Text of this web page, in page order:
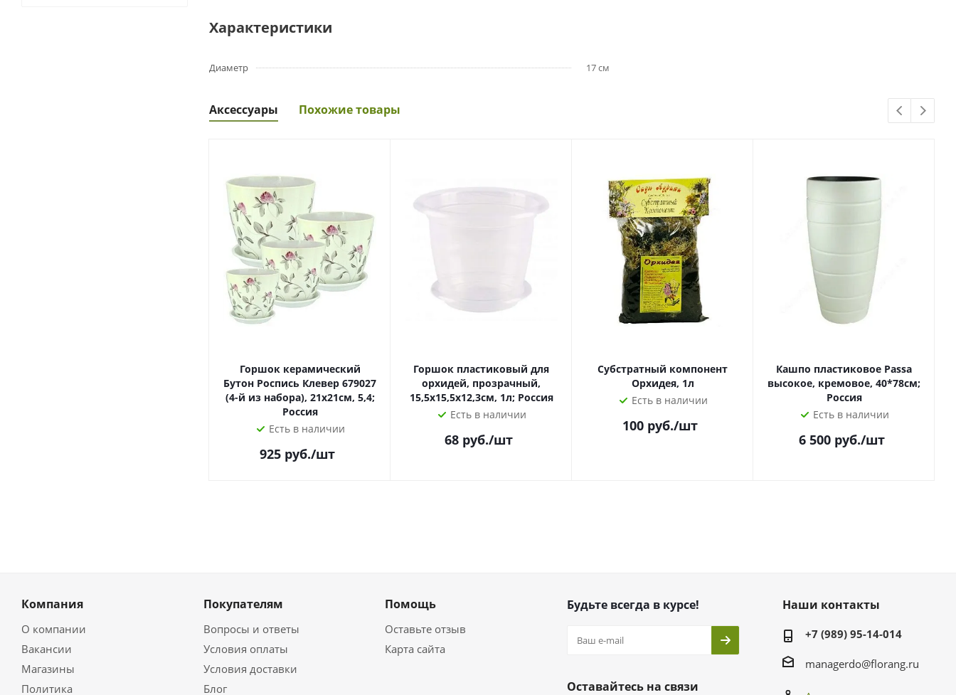
Характеристики
Диаметр 17 см
Аксессуары Похожие товары
Горшок керамический
Бутон Роспись Клевер 679027
(4-й из набора), 21х21см, 5,4;
Россия
Есть в наличии
925 руб./шт
Горшок пластиковый для
орхидей, прозрачный,
15,5х15,5х12,3см, 1л; Россия
Есть в наличии
68 руб./шт
Субстратный компонент
Орхидея, 1л
Есть в наличии
100 руб./шт
Кашпо пластиковое Passa
высокое, кремовое, 40*78см;
Россия
Есть в наличии
6 500руб./шт
Компания
О компании
Вакансии
Магазины
Политика
Покупателям
Вопросы и ответы
Условия оплаты
Условия доставки
Блог
Помощь
Оставьте отзыв
Карта сайта
Будьте всегда в курсе!
Оставайтесь на связи
Наши контакты
+7 (989) 95-14-014
managerdo@florang.ru